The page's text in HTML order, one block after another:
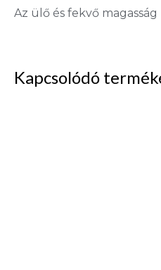
Az ülő és fekvő
Kapcsolódó